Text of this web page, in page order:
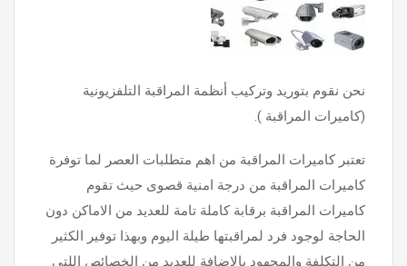
نحن نقوم بتوريد وتركيب أنظمة المراقبة التلفزيونية
(كاميرات المراقبة ).
تعتبر كاميرات المراقبة من اهم متطلبات العصر لما توفرة
كاميرات المراقبة من درجة امنية قصوى حيث تقوم
كاميرات المراقبة برقابة كاملة تامة للعديد من الاماكن دون
الحاجة لوجود فرد لمراقبتها طيلة اليوم وبهذا توفير الكثير
من التكلفة والمجهود بالاضافة للعديد من الخصائص اللتى